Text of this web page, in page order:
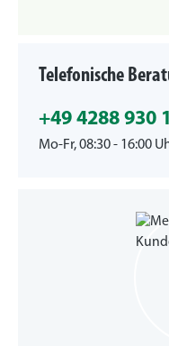
Telefonische
+49 4288 930
Mo-Fr, 08:30 - 16:00